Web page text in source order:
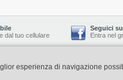
dal tuo cellulare
Seguici
Entra nel
-www.qnt.it-Booking Blog™ -Il blog del
esperienza di navigazione